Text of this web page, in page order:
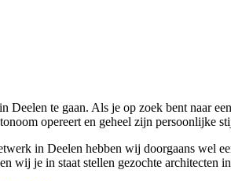
te gaan. Als je op zoek bent naar
opereert en geheel zijn persoonlijke
in Deelen hebben wij doorgaans wel
wij je in staat stellen gezochte architecten